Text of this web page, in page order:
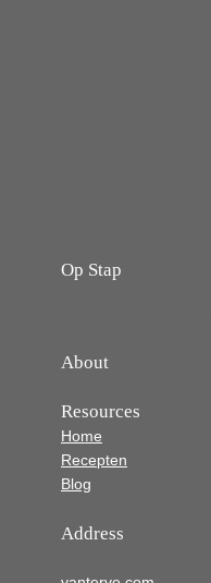
Op Stap
About
Resources
Home
Recepten
Blog
Address